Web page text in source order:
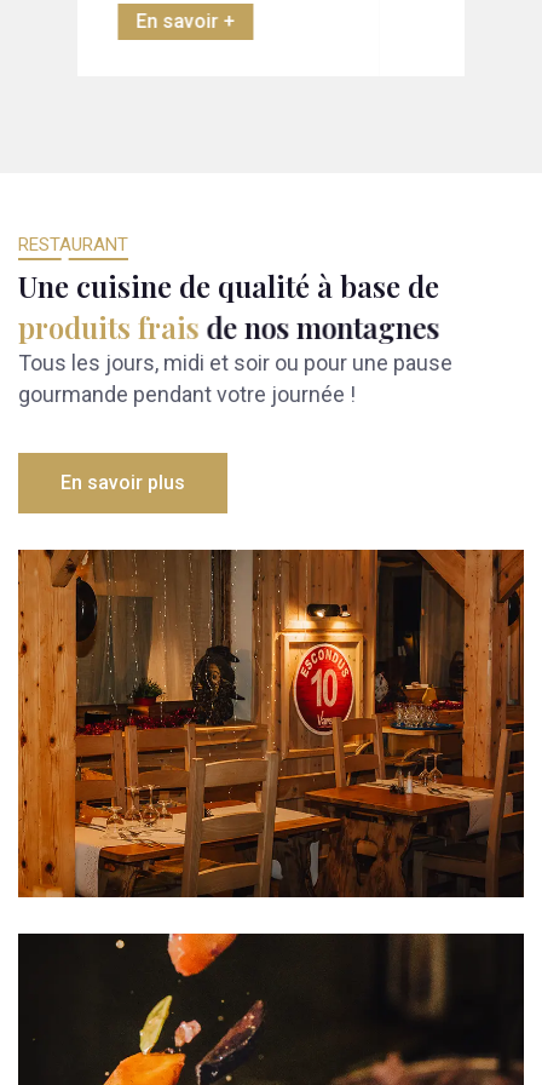
En savoir +
RESTAURANT
Une cuisine de qualité àbase de
produits frais de nos montagnes
Tous les jours, midi et soir ou pour une pause
gourmande pendant votre journée !
En savoir plus